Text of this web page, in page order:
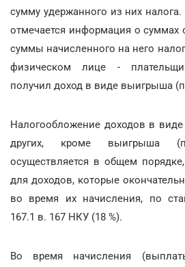
сумму удержанного из них
отмечается информация о суммах
суммы начисленного на него
физическом лице -
получил доход в виде выигрыша
Налогообложение доходов в
других, кроме выигрыша
осуществляется в общем
для доходов, которые
во время их начисления, по
167.1 в. 167 НКУ (18 %).
Во время начисления